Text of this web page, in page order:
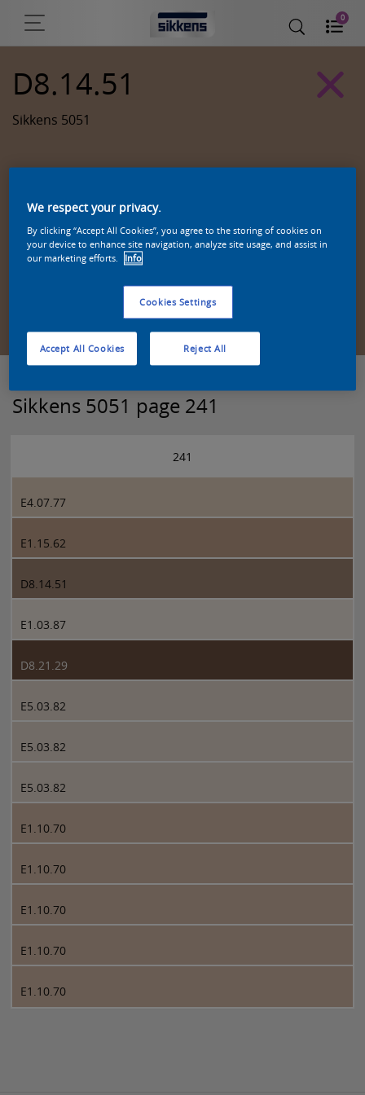
0
D8.14.51
Sikkens 5051
Zoek een product in deze kleur
Sikkens 5051 page 241
241
E4.07.77
E1.15.62
D8.14.51
E1.03.87
D8.21.29
E5.03.82
E5.03.82
E5.03.82
E1.10.70
E1.10.70
E1.10.70
E1.10.70
E1.10.70
We respect your privacy.
By clicking “Accept All Cookies”, you agree to the storing of cookies on
your device to enhance site navigation, analyze site usage, and assist in
our marketing efforts.
Info
Cookies Settings
Reject All
Accept All Cookies